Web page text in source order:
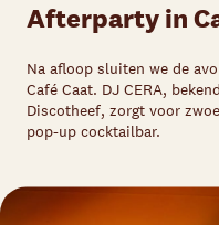
Afterparty in
Na afloop sluiten we de
Café Caat. DJ CERA,
Discotheef, zorgt voor
pop-up cocktailbar.